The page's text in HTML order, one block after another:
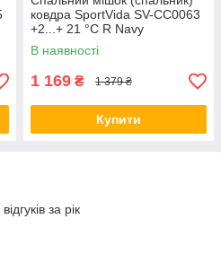
ковдра SportVida SV-CC0063
+2...+ 21 °C R Navy
Green/Red orig1692
В наявності
1 169 ₴ 1 379 ₴
Купити
за рік